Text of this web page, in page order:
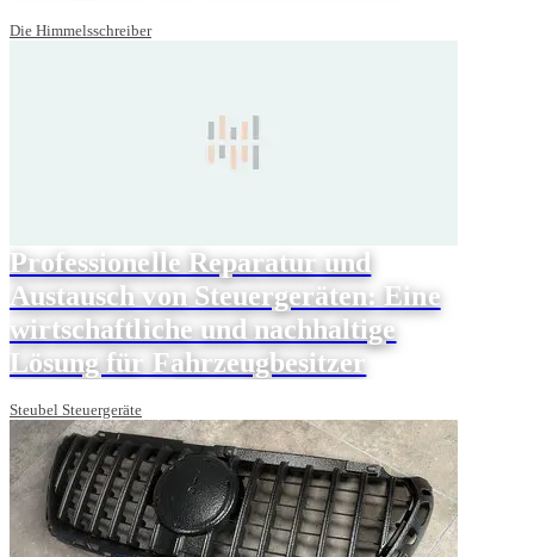
Die Himmelsschreiber
Professionelle Reparatur und
Austausch von Steuergeräten: Eine
wirtschaftliche und nachhaltige
Lösung für Fahrzeugbesitzer
Steubel Steuergeräte